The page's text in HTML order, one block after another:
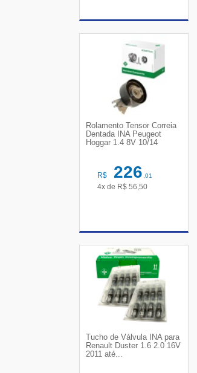
Rolamento Tensor Correia
Dentada INA Peugeot
Hoggar 1.4 8V 10/14
R$ 226,01
4x de R$ 56,50
Tucho de Válvula INA para
Renault Duster 1.6 2.0 16V
2011 até...